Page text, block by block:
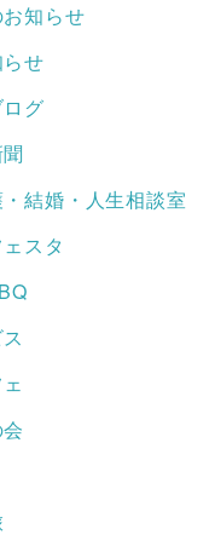
知らせ
せ
グ
結婚・人生相談室
スタ